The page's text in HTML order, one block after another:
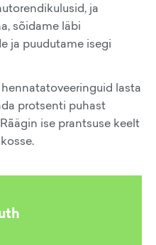
ja
sõidame läbi
ja puudutame isegi
lasta
protsenti puhast
ise prantsuse keelt